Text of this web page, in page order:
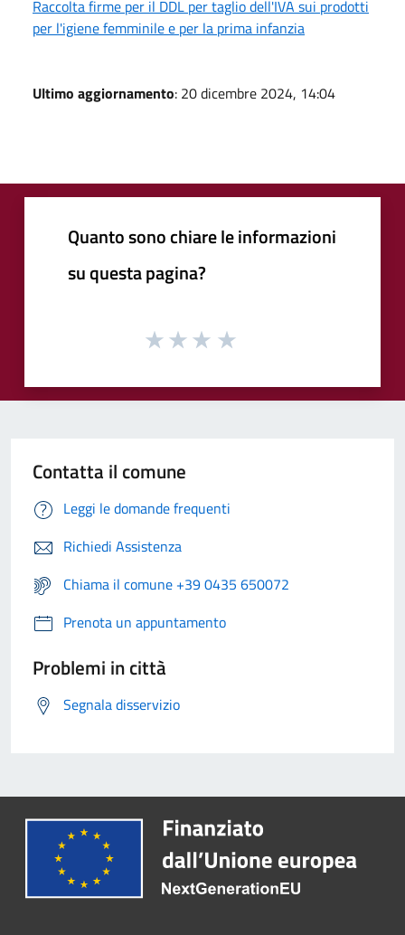
Raccolta firme per il DDL per taglio dell'IVA sui prodotti
per l'igiene femminile e per la prima infanzia
Ultimo aggiornamento: 20 dicembre 2024, 14:04
Quanto sono chiare le informazioni
su questa pagina?
Contatta il comune
Leggi le domande frequenti
Richiedi Assistenza
Chiama il comune +39 0435 650072
Prenota un appuntamento
Problemi in città
Segnala disservizio